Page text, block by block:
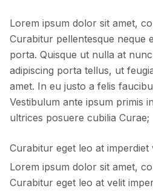
Lorem ipsum dolor sit amet,
Curabitur pellentesque neque
porta. Quisque ut nulla at nunc
adipiscing porta tellus, ut
amet. In eu justo a felis
Vestibulum ante ipsum primis
ultrices posuere cubilia Curae;
Curabitur eget leo at imperdiet
Lorem ipsum dolor sit amet,
Curabitur eget leo at velit